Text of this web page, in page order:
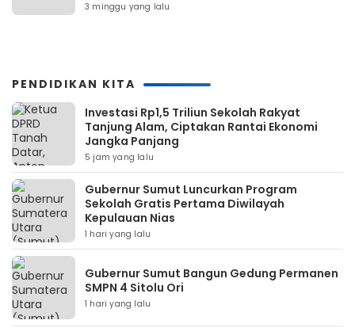
3 minggu yang lalu
PENDIDIKAN KITA
Investasi Rp1,5 Triliun Sekolah Rakyat
Tanjung Alam, Ciptakan Rantai Ekonomi
Jangka Panjang
5 jam yang lalu
Gubernur Sumut Luncurkan Program
Sekolah Gratis Pertama Diwilayah
Kepulauan Nias
1 hari yang lalu
Gubernur Sumut Bangun Gedung Permanen
SMPN 4 Sitolu Ori
1 hari yang lalu